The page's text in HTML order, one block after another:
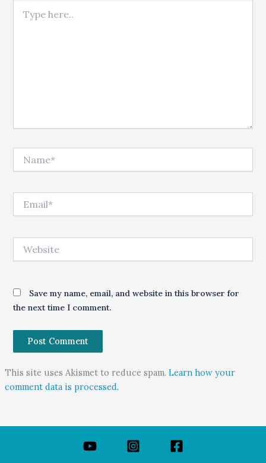
Save my name, email, and website in this browser for
the next time I comment.
This site uses Akismet to reduce spam. Learn how your
comment data is processed.